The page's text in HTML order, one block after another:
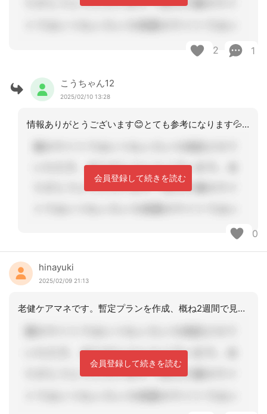
2 1
こうちゃん12
2025/02/10 13:28
情報ありがとうございます😊とても参考になります💦あら193さんもお身体に気をつけ
会員登録して続きを読む
0
hinayuki
2025/02/09 21:13
老健ケアマネです。暫定プランを作成、概ね2週間で見直しを行い、本プランを作成しま
会員登録して続きを読む